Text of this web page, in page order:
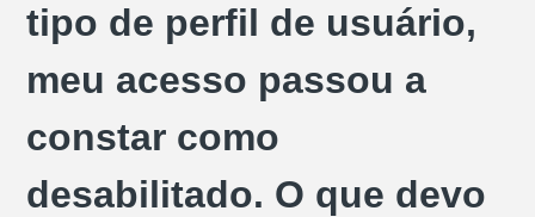
tipo de perfil de usuário,
meu acesso passou a
constar como
desabilitado. O que devo